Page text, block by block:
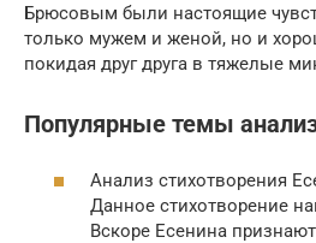
Брюсовым были настоящие
только мужем и женой, но и
покидая друг друга в тяжелые
Популярные темы
Анализ стихотворения
Данное стихотворение
Вскоре Есенина